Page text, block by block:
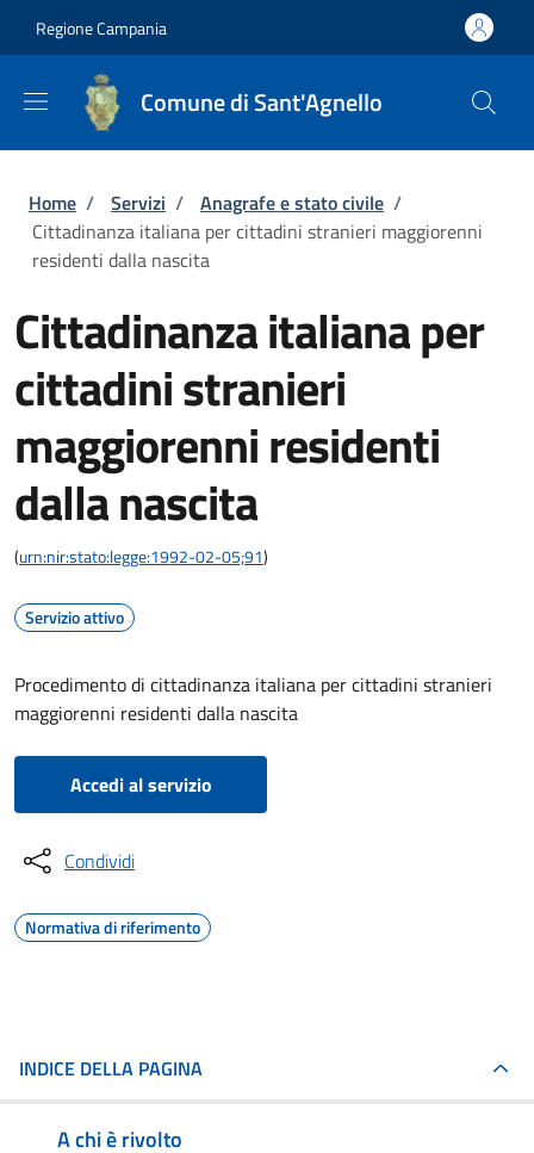
Regione Campania
Comune di Sant'Agnello
Briciole di pane
Home / Servizi / Anagrafe e stato civile /
Cittadinanza italiana per cittadini stranieri maggiorenni
residenti dalla nascita
Cittadinanza italiana per
cittadini stranieri
maggiorenni residenti
dalla nascita
(urn:nir:stato:legge:1992-02-05;91)
Servizio attivo
Procedimento di cittadinanza italiana per cittadini stranieri
maggiorenni residenti dalla nascita
Accedi al servizio
Condividi
Normativa di riferimento
INDICE DELLA PAGINA
A chi è rivolto